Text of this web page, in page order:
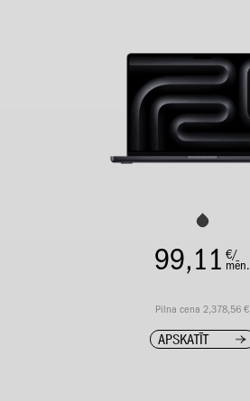
99,11 €/
mēn.
Pilna cena 2,378,56 €
APSKATĪT